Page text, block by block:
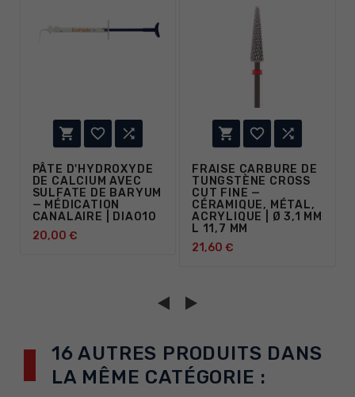
  
PÂTE D'HYDROXYDE
DE CALCIUM AVEC
SULFATE DE BARYUM
— MÉDICATION
CANALAIRE | DIA010
20,00 €
  
FRAISE CARBURE DE
TUNGSTÈNE CROSS
CUT FINE —
CÉRAMIQUE, MÉTAL,
ACRYLIQUE | Ø 3,1 MM
L 11,7 MM
21,60 €
16 AUTRES PRODUITS DANS
LA MÊME CATÉGORIE :